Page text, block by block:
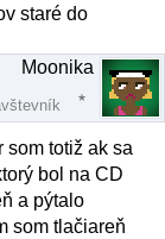
staré do
Moonika
som totiž ak sa
bol na CD
a pýtalo
som tlačiareň